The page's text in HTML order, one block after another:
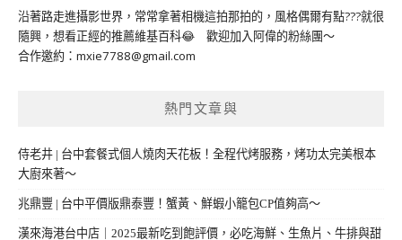
沿著路走進攝影世界，常常拿著相機這拍那拍的，風格偶爾有點???就很
隨興，想看正經的推薦維基百科😂 歡迎加入阿偉的粉絲團～
合作邀約： mxie7788@gmail.com
熱門文章與
侍老井 | 台中套餐式個人燒肉天花板！全程代烤服務，烤功太完美根本
大廚來著～
兆鼎豐 | 台中平價版鼎泰豐！蟹黃、鮮蝦小籠包CP值夠高～
漢來海港台中店｜2025最新吃到飽評價，必吃海鮮、生魚片、牛排與甜